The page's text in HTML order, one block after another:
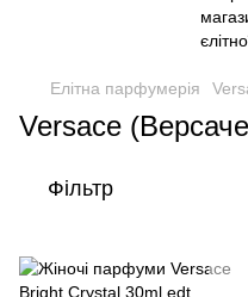
Елітна парфумерія
Versace
Фільтр